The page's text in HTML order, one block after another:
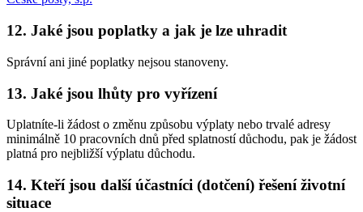
12. Jaké jsou poplatky a jak je lze uhradit
Správní ani jiné poplatky nejsou stanoveny.
13. Jaké jsou lhůty pro vyřízení
Uplatníte-li žádost o změnu způsobu výplaty nebo trvalé adresy
minimálně 10 pracovních dnů před splatností důchodu, pak je žádost
platná pro nejbližší výplatu důchodu.
14. Kteří jsou další účastníci (dotčení) řešení životní
situace